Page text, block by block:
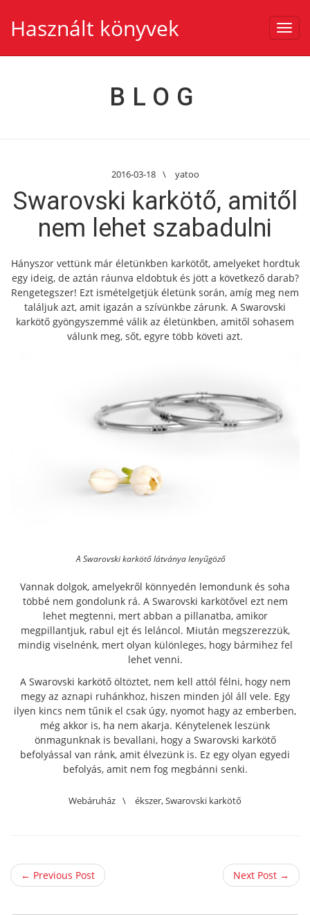
Használt könyvek
BLOG
2016-03-18 \ yatoo
Swarovski karkötő, amitől
nem lehet szabadulni
Hányszor vettünk már életünkben karkötőt, amelyeket hordtuk
egy ideig, de aztán ráunva eldobtuk és jött a következő darab?
Rengetegszer! Ezt ismételgetjük életünk során, amíg meg nem
találjuk azt, amit igazán a szívünkbe zárunk. A Swarovski
karkötő gyöngyszemmé válik az életünkben, amitől sohasem
válunk meg, sőt, egyre több követi azt.
A Swarovski karkötő látványa lenyűgöző
Vannak dolgok, amelyekről könnyedén lemondunk és soha
többé nem gondolunk rá. A Swarovski karkötővel ezt nem
lehet megtenni, mert abban a pillanatba, amikor
megpillantjuk, rabul ejt és leláncol. Miután megszerezzük,
mindig viselnénk, mert olyan különleges, hogy bármihez fel
lehet venni.
A Swarovski karkötő öltöztet, nem kell attól félni, hogy nem
megy az aznapi ruhánkhoz, hiszen minden jól áll vele. Egy
ilyen kincs nem tűnik el csak úgy, nyomot hagy az emberben,
még akkor is, ha nem akarja. Kénytelenek leszünk
önmagunknak is bevallani, hogy a Swarovski karkötő
befolyással van ránk, amit élvezünk is. Ez egy olyan egyedi
befolyás, amit nem fog megbánni senki.
Webáruház \ ékszer,Swarovski karkötő
← Previous Post Next Post →